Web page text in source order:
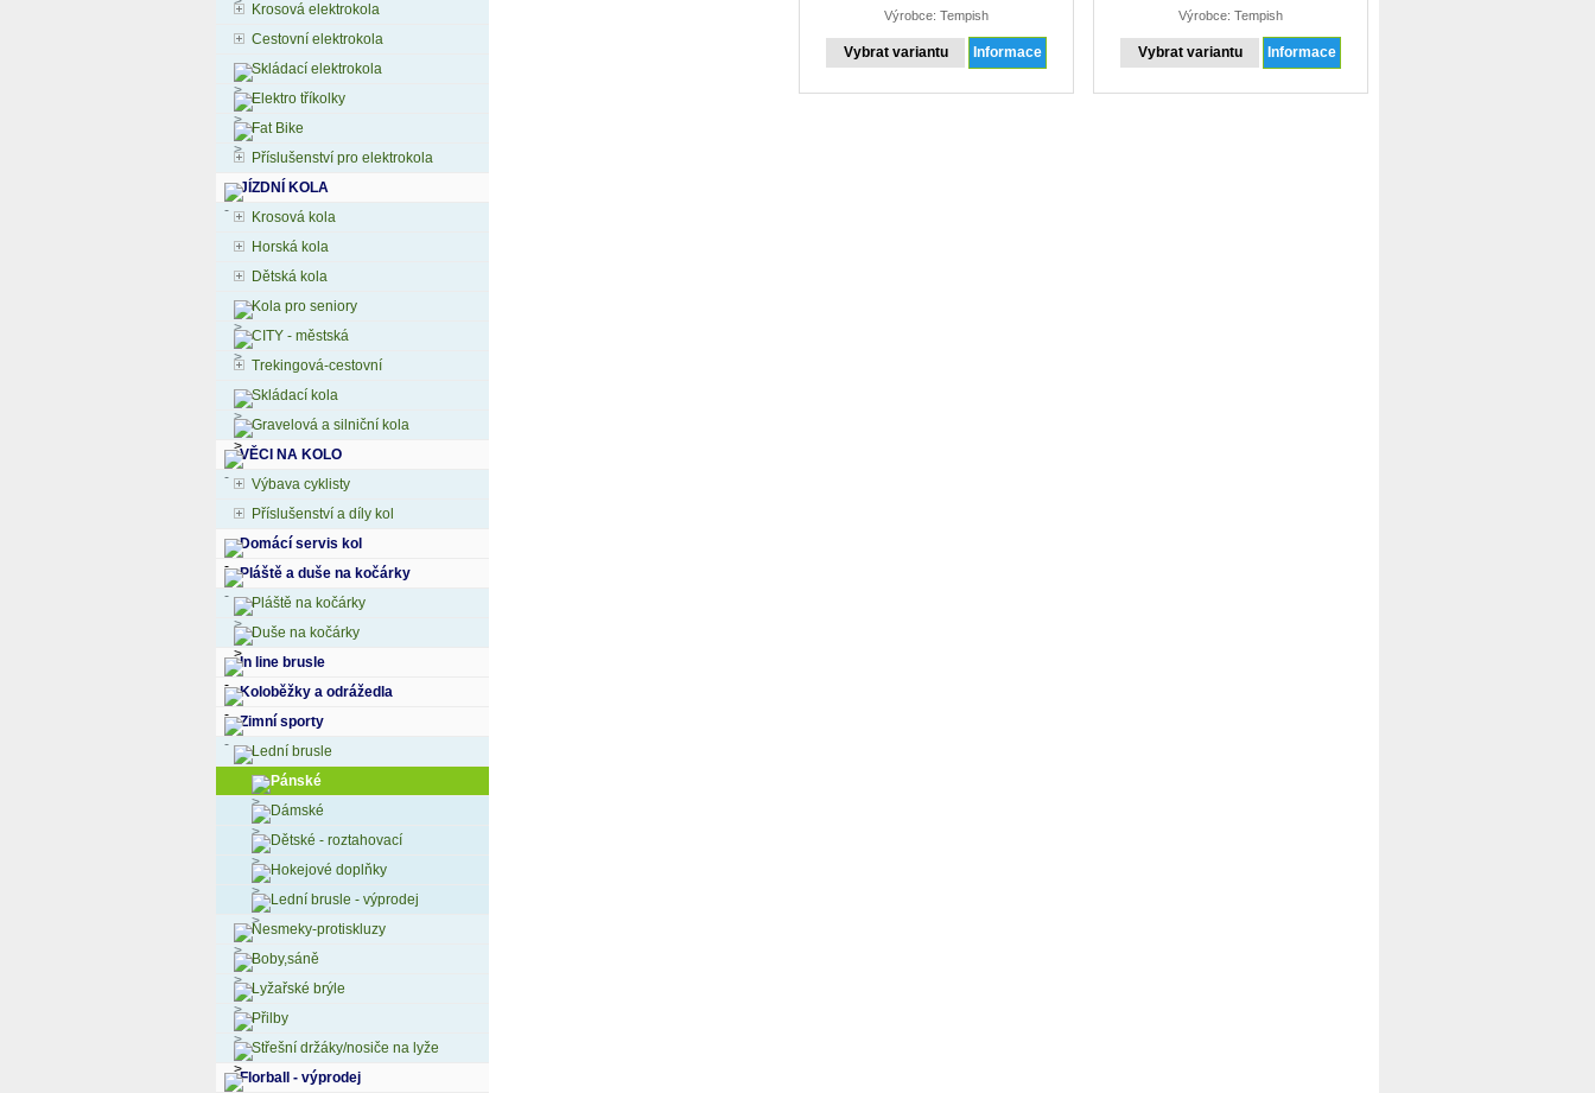
Výrobce: Tempish
Vybrat variantu Informace
Výrobce: Tempish
Vybrat variantu Informace
Krosová elektrokola
Cestovní elektrokola
Skládací elektrokola
Elektro tříkolky
Fat Bike
Příslušenství pro elektrokola
JÍZDNÍ KOLA
Krosová kola
Horská kola
Dětská kola
Kola pro seniory
CITY - městská
Trekingová-cestovní
Skládací kola
Gravelová a silniční kola
VĚCI NA KOLO
Výbava cyklisty
Příslušenství a díly kol
Domácí servis kol
Pláště a duše na kočárky
Pláště na kočárky
Duše na kočárky
In line brusle
Koloběžky a odrážedla
Zimní sporty
Lední brusle
Pánské
Dámské
Dětské - roztahovací
Hokejové doplňky
Lední brusle - výprodej
Nesmeky-protiskluzy
Boby,sáně
Lyžařské brýle
Přilby
Střešní držáky/nosiče na lyže
Florball - výprodej